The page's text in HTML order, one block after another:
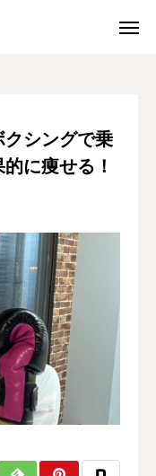
ックボクシングで乗り切ろう！短時間でも効果的に痩せる！
シングで乗
に痩せる！
CONTACT